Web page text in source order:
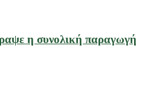
η συνολική παραγωγή